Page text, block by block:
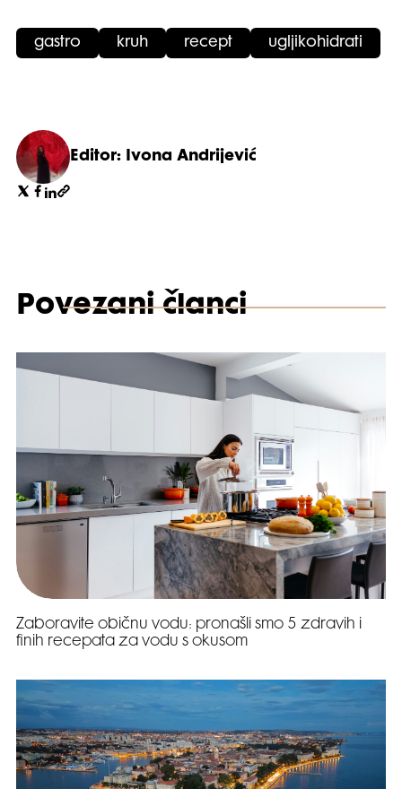
gastro kruh recept ugljikohidrati
Editor: Ivona Andrijević
Povezani članci
Zaboravite običnu vodu: pronašli smo 5 zdravih i
finih recepata za vodu s okusom